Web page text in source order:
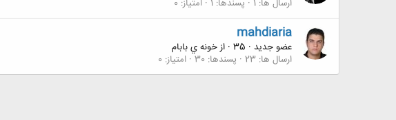
ارسال ها 1 پسندها 1 امتیاز 0
mahdiaria
عضو جدید ·
· ازخونه ي بابام
ارسال ها 23 پسندها 30 امتیاز 0